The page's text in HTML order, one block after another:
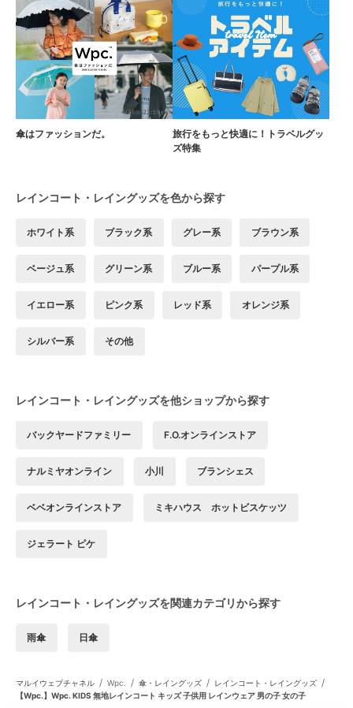
傘はファッションだ。
旅行をもっと快適に！トラベルグッ
ズ特集
レインコート・レイングッズを色から探す
ホワイト系 ブラック系 グレー系 ブラウン系
ベージュ系 グリーン系 ブルー系 パープル系
イエロー系 ピンク系 レッド系 オレンジ系
シルバー系 その他
レインコート・レイングッズを他ショップから探す
バックヤードファミリー F.O.オンラインストア
ナルミヤオンライン 小川 ブランシェス
ベベオンラインストア ミキハウス ホットビスケッツ
ジェラート ピケ
レインコート・レイングッズを関連カテゴリから探す
雨傘 日傘
マルイウェブチャネル / Wpc. / 傘・レイングッズ / レインコート・レイングッズ /
【Wpc.】Wpc. KIDS 無地レインコート キッズ 子供用 レインウェア 男の子 女の子